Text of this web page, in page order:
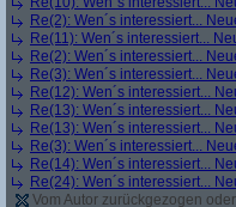
Re(2): Wen´s interessiert...
Re(11): Wen´s interessiert...
Re(2): Wen´s interessiert...
Re(3): Wen´s interessiert...
Re(12): Wen´s interessiert...
Re(13): Wen´s interessiert...
Re(13): Wen´s interessiert...
Re(3): Wen´s interessiert...
Re(14): Wen´s interessiert...
Re(24): Wen´s interessiert...
Vom Autor zurückgezogen